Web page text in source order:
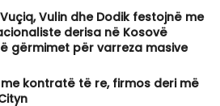
Vulin dhe Dodik festojnë me
derisa në Kosovë
gërmimet për varreza masive
kontratë të re, firmos deri më